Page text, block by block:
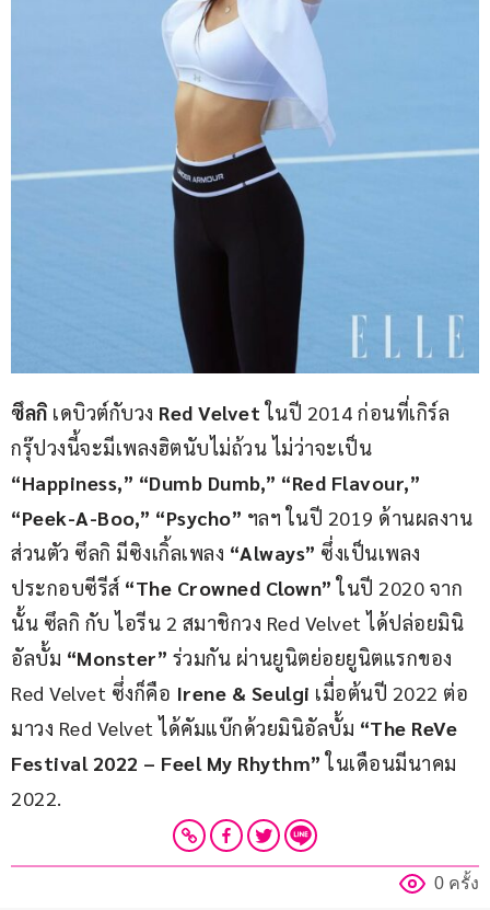
ซึลกิ เดบิวต์กับวง Red Velvet ในปี 2014 ก่อนที่เกิร์ล
กรุ๊ปวงนี้จะมีเพลงฮิตนับไม่ถ้วน ไม่ว่าจะเป็น
“Happiness,” “Dumb Dumb,” “Red Flavour,”
“Peek-A-Boo,” “Psycho” ฯลฯ ในปี 2019 ด้านผลงาน
ส่วนตัว ซึลกิ มีซิงเกิ้ลเพลง “Always” ซึ่งเป็นเพลง
ประกอบซีรีส์ “The Crowned Clown” ในปี 2020 จาก
นั้น ซึลกิ กับ ไอรีน 2 สมาชิกวง Red Velvet ได้ปล่อยมินิ
อัลบั้ม “Monster” ร่วมกัน ผ่านยูนิตย่อยยูนิตแรกของ
Red Velvet ซึ่งก็คือ Irene & Seulgi เมื่อต้นปี 2022 ต่อ
มาวง Red Velvet ได้คัมแบ๊กด้วยมินิอัลบั้ม “The ReVe
Festival 2022 – Feel My Rhythm” ในเดือนมีนาคม
2022.
0 ครั้ง